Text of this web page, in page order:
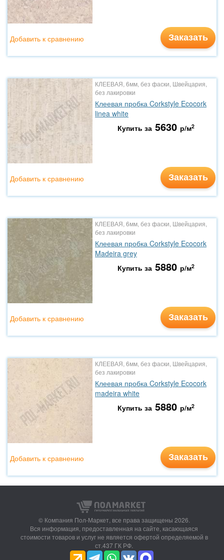
Заказать
Добавить к сравнению
КЛЕЕВАЯ, 6мм, без фаски, Швейцария,
без лакировки
Клеевая пробка Corkstyle Ecocork
linea white
Купить за 5630 р/м2
Заказать
Добавить к сравнению
КЛЕЕВАЯ, 6мм, без фаски, Швейцария,
без лакировки
Клеевая пробка Corkstyle Ecocork
Madeira grey
Купить за 5880 р/м2
Заказать
Добавить к сравнению
КЛЕЕВАЯ, 6мм, без фаски, Швейцария,
без лакировки
Клеевая пробка Corkstyle Ecocork
madeira white
Купить за 5880 р/м2
Заказать
Добавить к сравнению
© Компания Пол-Маркет, все права защищены 2026.
Вся информация, предоставленная на сайте, касающаяся
стоимости товаров и услуг не является офертой определяемой в
ст.437 ГК РФ.